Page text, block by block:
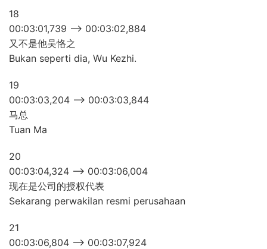
18
00:03:01,739 –> 00:03:02,884
又不是他吴恪之
Bukan seperti dia, Wu Kezhi.
19
00:03:03,204 –> 00:03:03,844
马总
Tuan Ma
20
00:03:04,324 –> 00:03:06,004
现在是公司的授权代表
Sekarang perwakilan resmi perusahaan
21
00:03:06,804 –> 00:03:07,924